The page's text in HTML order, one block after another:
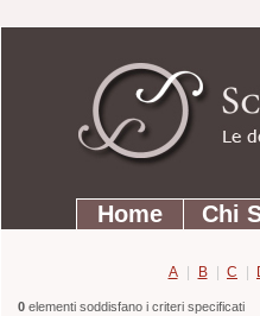
contenuti.
Strumenti
personali
SezioniHome Chi
A | B | C |
0elementi soddisfano i criteri specificati